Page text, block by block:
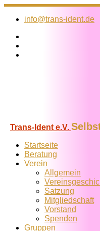
Zum
Inhalt
info@trans-ident.de
Trans-Ident e.V.
Startseite
Beratung
Verein
Allgemein
Satzung
Mitglied­schaft
Vorstand
Spenden
Gruppen